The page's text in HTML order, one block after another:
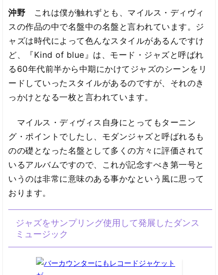
沖野 これは僕が触れずとも、マイルス・ディヴィ
スの作品の中で名盤中の名盤と言われています。ジ
ャズは時代によって色んなスタイルがあるんですけ
ど、『Kind of blue』は、モード・ジャズと呼ばれ
る60年代前半から中期にかけてジャズのシーンをリ
ードしていったスタイルがあるのですが、それのき
っかけとなる一枚と言われています。
マイルス・ディヴィス自身にとってもターニン
グ・ポイントでしたし、モダンジャズと呼ばれるも
のの礎となった名盤として多くの方々に評価されて
いるアルバムですので、これが記念すべき第一号と
いうのは非常に意味のある事かなという風に思って
おります。
ジャズをサンプリング使用して発展したダンス
ミュージック